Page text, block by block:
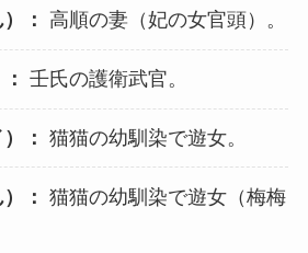
： 高順の妻（妃の女官頭）。
壬氏の護衛武官。
： 猫猫の幼馴染で遊女。
： 猫猫の幼馴染で遊女（梅梅